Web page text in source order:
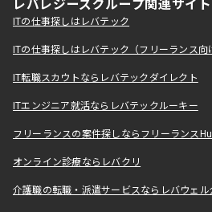
レバレジーズグループ関連サイ
ITの仕事探しはレバテック
ITの仕事探しはレバテック（フリーランス向
IT転職スカウトならレバテックダイレクト
ITエンジニア就活ならレバテックルーキー
フリーランスの案件探しならフリーランス
オンライン診療ならレバクリ
介護職の転職・派遣サービスならレバウェル